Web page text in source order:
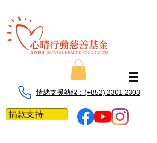
情緒支援熱線：​​(+852) 2301 2303
捐款支持